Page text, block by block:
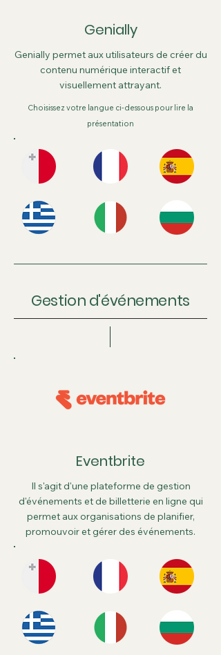
Genially
Genially permet aux utilisateurs de créer du
contenu numérique interactif et
visuellement attrayant.
Choisissez votre langue ci-dessous pour lire la
présentation
Gestion d'événements
Eventbrite
Il s'agit d'une plateforme de gestion
d'événements et de billetterie en ligne qui
permet aux organisations de planifier,
promouvoir et gérer des événements.